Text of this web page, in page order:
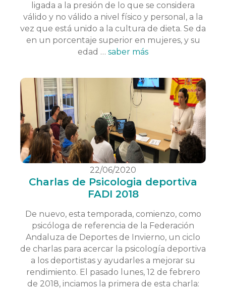
ligada a la presión de lo que se considera
válido y no válido a nivel físico y personal, a la
vez que está unido a la cultura de dieta. Se da
en un porcentaje superior en mujeres, y su
edad … saber más
22/06/2020
Charlas de Psicologia deportiva
FADI 2018
De nuevo, esta temporada, comienzo, como
psicóloga de referencia de la Federación
Andaluza de Deportes de Invierno, un ciclo
de charlas para acercar la psicología deportiva
a los deportistas y ayudarles a mejorar su
rendimiento. El pasado lunes, 12 de febrero
de 2018, inciamos la primera de esta charla: